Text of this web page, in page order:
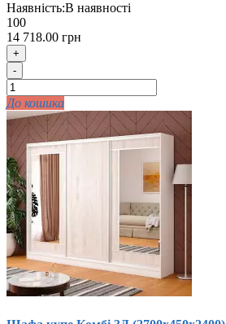
Наявність:В наявності
100
14 718.00 грн
+
-
До кошика